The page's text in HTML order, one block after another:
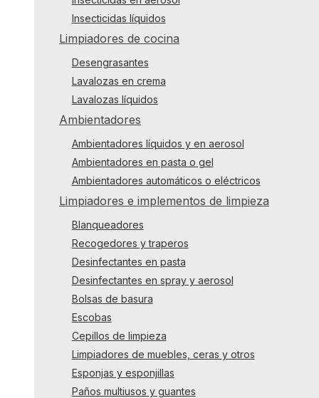
Insecticidas líquidos
Limpiadores de cocina
Desengrasantes
Lavalozas en crema
Lavalozas líquidos
Ambientadores
Ambientadores líquidos y en aerosol
Ambientadores en pasta o gel
Ambientadores automáticos o eléctricos
Limpiadores e implementos de limpieza
Blanqueadores
Recogedores y traperos
Desinfectantes en pasta
Desinfectantes en spray y aerosol
Bolsas de basura
Escobas
Cepillos de limpieza
Limpiadores de muebles, ceras y otros
Esponjas y esponjillas
Paños multiusos y guantes